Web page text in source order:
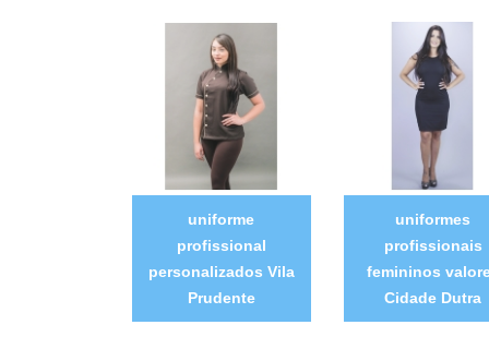
uniforme
profissional
personalizados Vila
Prudente
uniformes
profissionais
femininos
Cidade Dutra